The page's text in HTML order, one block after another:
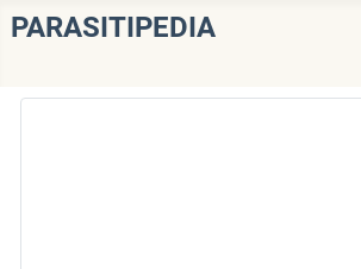
PARASITIPEDIA